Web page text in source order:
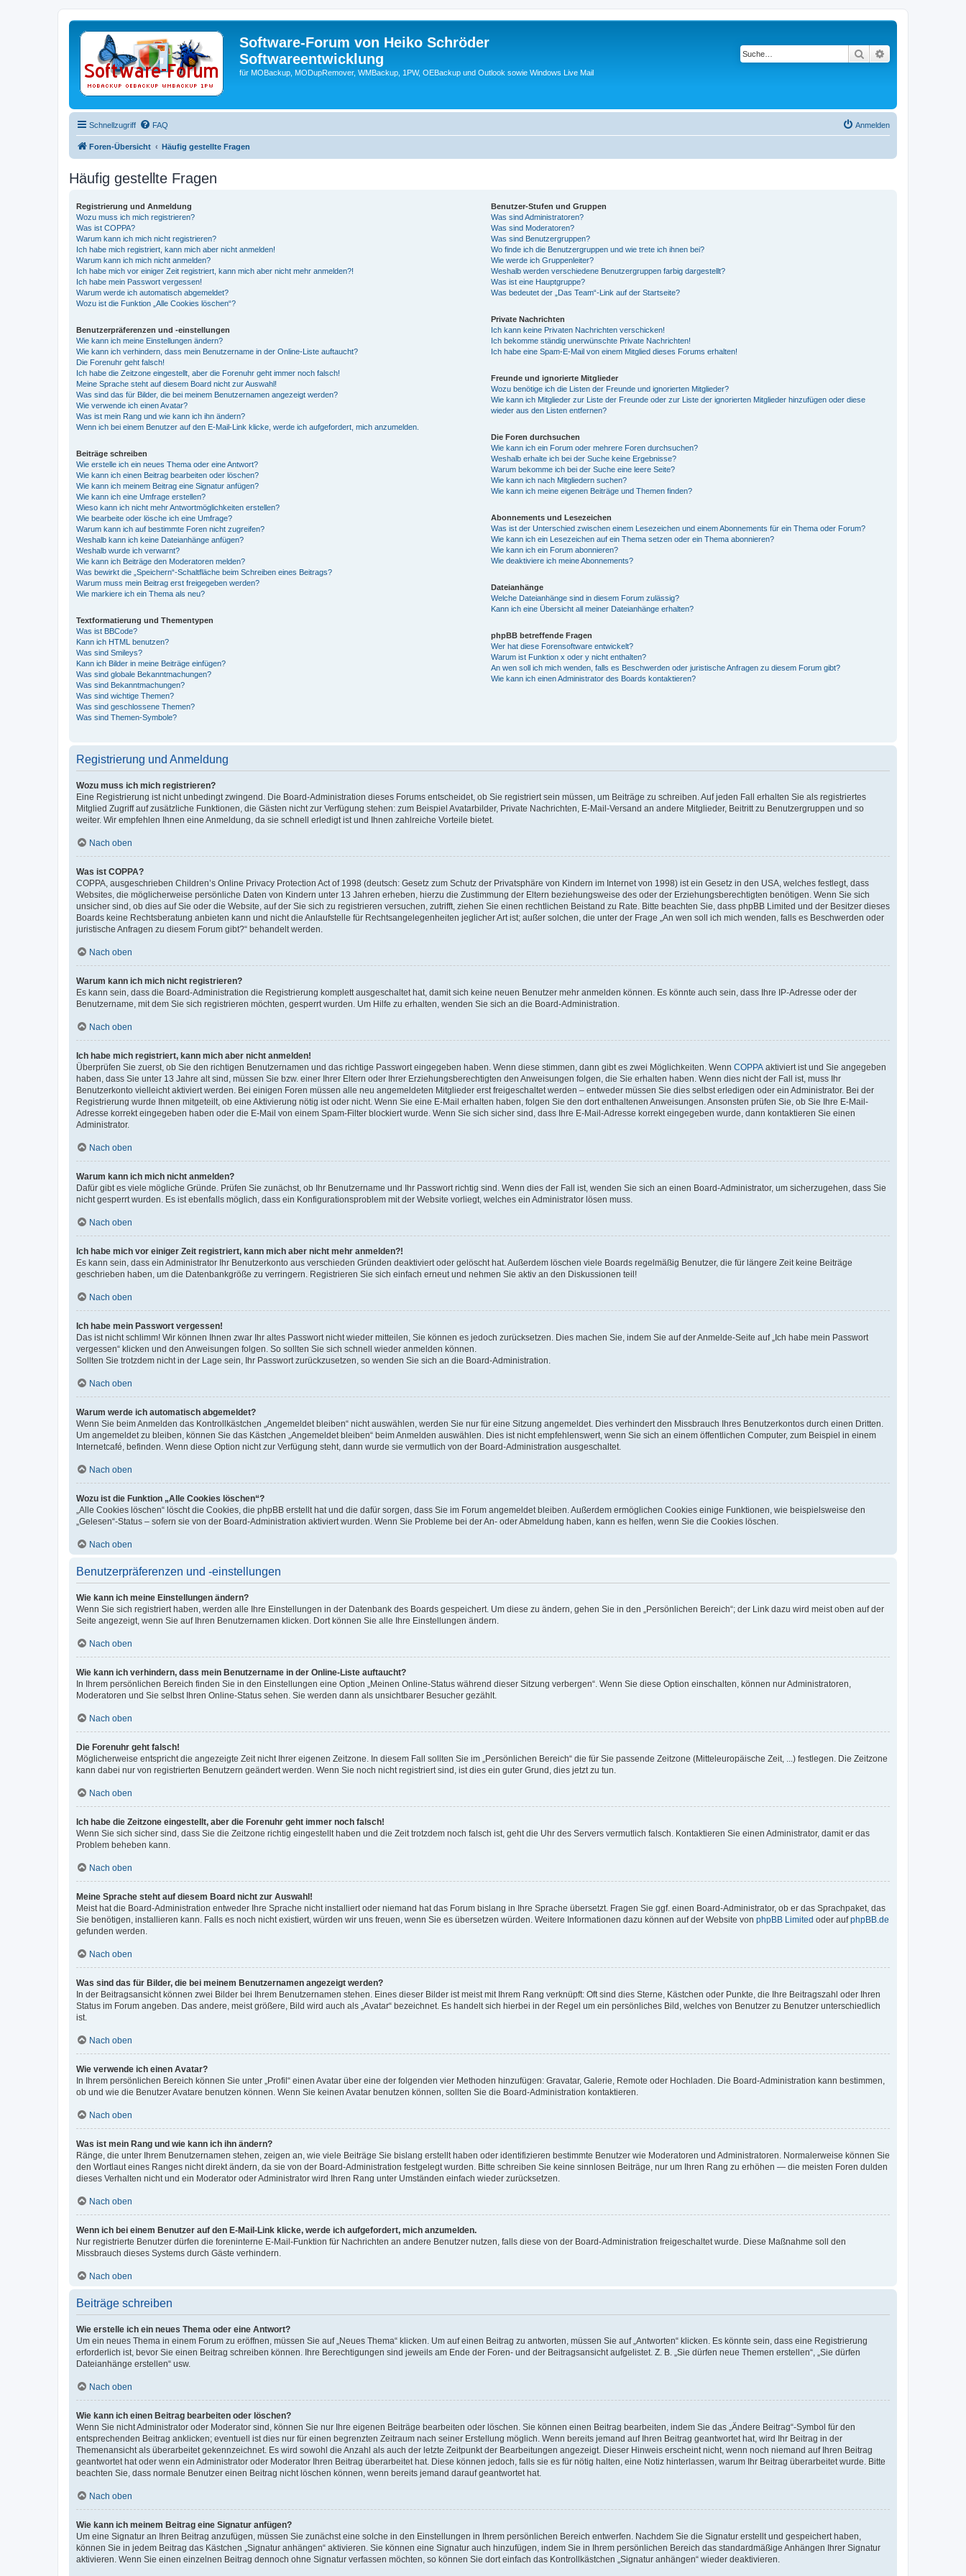
Software-Forum von Heiko Schröder
Softwareentwicklung
für MOBackup, MODupRemover, WMBackup, 1PW, OEBackup und Outlook sowie Windows Live Mail
Suche
Schnellzugriff FAQ Anmelden
Foren-Übersicht Häufig gestellte Fragen
Häufig gestellte Fragen
Registrierung und Anmeldung
Wozu muss ich mich registrieren?
Was ist COPPA?
Warum kann ich mich nicht registrieren?
Ich habe mich registriert, kann mich aber nicht anmelden!
Warum kann ich mich nicht anmelden?
Ich habe mich vor einiger Zeit registriert, kann mich aber nicht mehr anmelden?!
Ich habe mein Passwort vergessen!
Warum werde ich automatisch abgemeldet?
Wozu ist die Funktion „Alle Cookies löschen“?
Benutzerpräferenzen und -einstellungen
Wie kann ich meine Einstellungen ändern?
Wie kann ich verhindern, dass mein Benutzername in der Online-Liste auftaucht?
Die Forenuhr geht falsch!
Ich habe die Zeitzone eingestellt, aber die Forenuhr geht immer noch falsch!
Meine Sprache steht auf diesem Board nicht zur Auswahl!
Was sind das für Bilder, die bei meinem Benutzernamen angezeigt werden?
Wie verwende ich einen Avatar?
Was ist mein Rang und wie kann ich ihn ändern?
Wenn ich bei einem Benutzer auf den E-Mail-Link klicke, werde ich aufgefordert, mich anzumelden.
Beiträge schreiben
Wie erstelle ich ein neues Thema oder eine Antwort?
Wie kann ich einen Beitrag bearbeiten oder löschen?
Wie kann ich meinem Beitrag eine Signatur anfügen?
Wie kann ich eine Umfrage erstellen?
Wieso kann ich nicht mehr Antwortmöglichkeiten erstellen?
Wie bearbeite oder lösche ich eine Umfrage?
Warum kann ich auf bestimmte Foren nicht zugreifen?
Weshalb kann ich keine Dateianhänge anfügen?
Weshalb wurde ich verwarnt?
Wie kann ich Beiträge den Moderatoren melden?
Was bewirkt die „Speichern“-Schaltfläche beim Schreiben eines Beitrags?
Warum muss mein Beitrag erst freigegeben werden?
Wie markiere ich ein Thema als neu?
Textformatierung und Thementypen
Was ist BBCode?
Kann ich HTML benutzen?
Was sind Smileys?
Kann ich Bilder in meine Beiträge einfügen?
Was sind globale Bekanntmachungen?
Was sind Bekanntmachungen?
Was sind wichtige Themen?
Was sind geschlossene Themen?
Was sind Themen-Symbole?
Benutzer-Stufen und Gruppen
Was sind Administratoren?
Was sind Moderatoren?
Was sind Benutzergruppen?
Wo finde ich die Benutzergruppen und wie trete ich ihnen bei?
Wie werde ich Gruppenleiter?
Weshalb werden verschiedene Benutzergruppen farbig dargestellt?
Was ist eine Hauptgruppe?
Was bedeutet der „Das Team“-Link auf der Startseite?
Private Nachrichten
Ich kann keine Privaten Nachrichten verschicken!
Ich bekomme ständig unerwünschte Private Nachrichten!
Ich habe eine Spam-E-Mail von einem Mitglied dieses Forums erhalten!
Freunde und ignorierte Mitglieder
Wozu benötige ich die Listen der Freunde und ignorierten Mitglieder?
Wie kann ich Mitglieder zur Liste der Freunde oder zur Liste der ignorierten Mitglieder hinzufügen oder diese
wieder aus den Listen entfernen?
Die Foren durchsuchen
Wie kann ich ein Forum oder mehrere Foren durchsuchen?
Weshalb erhalte ich bei der Suche keine Ergebnisse?
Warum bekomme ich bei der Suche eine leere Seite?
Wie kann ich nach Mitgliedern suchen?
Wie kann ich meine eigenen Beiträge und Themen finden?
Abonnements und Lesezeichen
Was ist der Unterschied zwischen einem Lesezeichen und einem Abonnements für ein Thema oder Forum?
Wie kann ich ein Lesezeichen auf ein Thema setzen oder ein Thema abonnieren?
Wie kann ich ein Forum abonnieren?
Wie deaktiviere ich meine Abonnements?
Dateianhänge
Welche Dateianhänge sind in diesem Forum zulässig?
Kann ich eine Übersicht all meiner Dateianhänge erhalten?
phpBB betreffende Fragen
Wer hat diese Forensoftware entwickelt?
Warum ist Funktion x oder y nicht enthalten?
An wen soll ich mich wenden, falls es Beschwerden oder juristische Anfragen zu diesem Forum gibt?
Wie kann ich einen Administrator des Boards kontaktieren?
Registrierung und Anmeldung
Wozu muss ich mich registrieren?
Eine Registrierung ist nicht unbedingt zwingend. Die Board-Administration dieses Forums entscheidet, ob Sie registriert sein müssen, um Beiträge zu schreiben. Auf jeden Fall erhalten Sie als registriertes
Mitglied Zugriff auf zusätzliche Funktionen, die Gästen nicht zur Verfügung stehen: zum Beispiel Avatarbilder, Private Nachrichten, E-Mail-Versand an andere Mitglieder, Beitritt zu Benutzergruppen und so
weiter. Wir empfehlen Ihnen eine Anmeldung, da sie schnell erledigt ist und Ihnen zahlreiche Vorteile bietet.
Nach oben
Was ist COPPA?
COPPA, ausgeschrieben Children’s Online Privacy Protection Act of 1998 (deutsch: Gesetz zum Schutz der Privatsphäre von Kindern im Internet von 1998) ist ein Gesetz in den USA, welches festlegt, dass
Websites, die möglicherweise persönliche Daten von Kindern unter 13 Jahren erheben, hierzu die Zustimmung der Eltern beziehungsweise des oder der Erziehungsberechtigten benötigen. Wenn Sie sich
unsicher sind, ob dies auf Sie oder die Website, auf der Sie sich zu registrieren versuchen, zutrifft, ziehen Sie einen rechtlichen Beistand zu Rate. Bitte beachten Sie, dass phpBB Limited und der Besitzer dieses
Boards keine Rechtsberatung anbieten kann und nicht die Anlaufstelle für Rechtsangelegenheiten jeglicher Art ist; außer solchen, die unter der Frage „An wen soll ich mich wenden, falls es Beschwerden oder
juristische Anfragen zu diesem Forum gibt?“ behandelt werden.
Nach oben
Warum kann ich mich nicht registrieren?
Es kann sein, dass die Board-Administration die Registrierung komplett ausgeschaltet hat, damit sich keine neuen Benutzer mehr anmelden können. Es könnte auch sein, dass Ihre IP-Adresse oder der
Benutzername, mit dem Sie sich registrieren möchten, gesperrt wurden. Um Hilfe zu erhalten, wenden Sie sich an die Board-Administration.
Nach oben
Ich habe mich registriert, kann mich aber nicht anmelden!
Überprüfen Sie zuerst, ob Sie den richtigen Benutzernamen und das richtige Passwort eingegeben haben. Wenn diese stimmen, dann gibt es zwei Möglichkeiten. Wenn COPPA aktiviert ist und Sie angegeben
haben, dass Sie unter 13 Jahre alt sind, müssen Sie bzw. einer Ihrer Eltern oder Ihrer Erziehungsberechtigten den Anweisungen folgen, die Sie erhalten haben. Wenn dies nicht der Fall ist, muss Ihr
Benutzerkonto vielleicht aktiviert werden. Bei einigen Foren müssen alle neu angemeldeten Mitglieder erst freigeschaltet werden – entweder müssen Sie dies selbst erledigen oder ein Administrator. Bei der
Registrierung wurde Ihnen mitgeteilt, ob eine Aktivierung nötig ist oder nicht. Wenn Sie eine E-Mail erhalten haben, folgen Sie den dort enthaltenen Anweisungen. Ansonsten prüfen Sie, ob Sie Ihre E-Mail-
Adresse korrekt eingegeben haben oder die E-Mail von einem Spam-Filter blockiert wurde. Wenn Sie sich sicher sind, dass Ihre E-Mail-Adresse korrekt eingegeben wurde, dann kontaktieren Sie einen
Administrator.
Nach oben
Warum kann ich mich nicht anmelden?
Dafür gibt es viele mögliche Gründe. Prüfen Sie zunächst, ob Ihr Benutzername und Ihr Passwort richtig sind. Wenn dies der Fall ist, wenden Sie sich an einen Board-Administrator, um sicherzugehen, dass Sie
nicht gesperrt wurden. Es ist ebenfalls möglich, dass ein Konfigurationsproblem mit der Website vorliegt, welches ein Administrator lösen muss.
Nach oben
Ich habe mich vor einiger Zeit registriert, kann mich aber nicht mehr anmelden?!
Es kann sein, dass ein Administrator Ihr Benutzerkonto aus verschieden Gründen deaktiviert oder gelöscht hat. Außerdem löschen viele Boards regelmäßig Benutzer, die für längere Zeit keine Beiträge
geschrieben haben, um die Datenbankgröße zu verringern. Registrieren Sie sich einfach erneut und nehmen Sie aktiv an den Diskussionen teil!
Nach oben
Ich habe mein Passwort vergessen!
Das ist nicht schlimm! Wir können Ihnen zwar Ihr altes Passwort nicht wieder mitteilen, Sie können es jedoch zurücksetzen. Dies machen Sie, indem Sie auf der Anmelde-Seite auf „Ich habe mein Passwort
vergessen“ klicken und den Anweisungen folgen. So sollten Sie sich schnell wieder anmelden können.
Sollten Sie trotzdem nicht in der Lage sein, Ihr Passwort zurückzusetzen, so wenden Sie sich an die Board-Administration.
Nach oben
Warum werde ich automatisch abgemeldet?
Wenn Sie beim Anmelden das Kontrollkästchen „Angemeldet bleiben“ nicht auswählen, werden Sie nur für eine Sitzung angemeldet. Dies verhindert den Missbrauch Ihres Benutzerkontos durch einen Dritten.
Um angemeldet zu bleiben, können Sie das Kästchen „Angemeldet bleiben“ beim Anmelden auswählen. Dies ist nicht empfehlenswert, wenn Sie sich an einem öffentlichen Computer, zum Beispiel in einem
Internetcafé, befinden. Wenn diese Option nicht zur Verfügung steht, dann wurde sie vermutlich von der Board-Administration ausgeschaltet.
Nach oben
Wozu ist die Funktion „Alle Cookies löschen“?
„Alle Cookies löschen“ löscht die Cookies, die phpBB erstellt hat und die dafür sorgen, dass Sie im Forum angemeldet bleiben. Außerdem ermöglichen Cookies einige Funktionen, wie beispielsweise den
„Gelesen“-Status – sofern sie von der Board-Administration aktiviert wurden. Wenn Sie Probleme bei der An- oder Abmeldung haben, kann es helfen, wenn Sie die Cookies löschen.
Nach oben
Benutzerpräferenzen und -einstellungen
Wie kann ich meine Einstellungen ändern?
Wenn Sie sich registriert haben, werden alle Ihre Einstellungen in der Datenbank des Boards gespeichert. Um diese zu ändern, gehen Sie in den „Persönlichen Bereich“; der Link dazu wird meist oben auf der
Seite angezeigt, wenn Sie auf Ihren Benutzernamen klicken. Dort können Sie alle Ihre Einstellungen ändern.
Nach oben
Wie kann ich verhindern, dass mein Benutzername in der Online-Liste auftaucht?
In Ihrem persönlichen Bereich finden Sie in den Einstellungen eine Option „Meinen Online-Status während dieser Sitzung verbergen“. Wenn Sie diese Option einschalten, können nur Administratoren,
Moderatoren und Sie selbst Ihren Online-Status sehen. Sie werden dann als unsichtbarer Besucher gezählt.
Nach oben
Die Forenuhr geht falsch!
Möglicherweise entspricht die angezeigte Zeit nicht Ihrer eigenen Zeitzone. In diesem Fall sollten Sie im „Persönlichen Bereich“ die für Sie passende Zeitzone (Mitteleuropäische Zeit, ...) festlegen. Die Zeitzone
kann dabei nur von registrierten Benutzern geändert werden. Wenn Sie noch nicht registriert sind, ist dies ein guter Grund, dies jetzt zu tun.
Nach oben
Ich habe die Zeitzone eingestellt, aber die Forenuhr geht immer noch falsch!
Wenn Sie sich sicher sind, dass Sie die Zeitzone richtig eingestellt haben und die Zeit trotzdem noch falsch ist, geht die Uhr des Servers vermutlich falsch. Kontaktieren Sie einen Administrator, damit er das
Problem beheben kann.
Nach oben
Meine Sprache steht auf diesem Board nicht zur Auswahl!
Meist hat die Board-Administration entweder Ihre Sprache nicht installiert oder niemand hat das Forum bislang in Ihre Sprache übersetzt. Fragen Sie ggf. einen Board-Administrator, ob er das Sprachpaket, das
Sie benötigen, installieren kann. Falls es noch nicht existiert, würden wir uns freuen, wenn Sie es übersetzen würden. Weitere Informationen dazu können auf der Website von phpBB Limited oder aufphpBB.de
gefunden werden.
Nach oben
Was sind das für Bilder, die bei meinem Benutzernamen angezeigt werden?
In der Beitragsansicht können zwei Bilder bei Ihrem Benutzernamen stehen. Eines dieser Bilder ist meist mit Ihrem Rang verknüpft: Oft sind dies Sterne, Kästchen oder Punkte, die Ihre Beitragszahl oder Ihren
Status im Forum angeben. Das andere, meist größere, Bild wird auch als „Avatar“ bezeichnet. Es handelt sich hierbei in der Regel um ein persönliches Bild, welches von Benutzer zu Benutzer unterschiedlich
ist.
Nach oben
Wie verwende ich einen Avatar?
In Ihrem persönlichen Bereich können Sie unter „Profil“ einen Avatar über eine der folgenden vier Methoden hinzufügen: Gravatar, Galerie, Remote oder Hochladen. Die Board-Administration kann bestimmen,
ob und wie die Benutzer Avatare benutzen können. Wenn Sie keinen Avatar benutzen können, sollten Sie die Board-Administration kontaktieren.
Nach oben
Was ist mein Rang und wie kann ich ihn ändern?
Ränge, die unter Ihrem Benutzernamen stehen, zeigen an, wie viele Beiträge Sie bislang erstellt haben oder identifizieren bestimmte Benutzer wie Moderatoren und Administratoren. Normalerweise können Sie
den Wortlaut eines Ranges nicht direkt ändern, da sie von der Board-Administration festgelegt wurden. Bitte schreiben Sie keine sinnlosen Beiträge, nur um Ihren Rang zu erhöhen — die meisten Foren dulden
dieses Verhalten nicht und ein Moderator oder Administrator wird Ihren Rang unter Umständen einfach wieder zurücksetzen.
Nach oben
Wenn ich bei einem Benutzer auf den E-Mail-Link klicke, werde ich aufgefordert, mich anzumelden.
Nur registrierte Benutzer dürfen die foreninterne E-Mail-Funktion für Nachrichten an andere Benutzer nutzen, falls diese von der Board-Administration freigeschaltet wurde. Diese Maßnahme soll den
Missbrauch dieses Systems durch Gäste verhindern.
Nach oben
Beiträge schreiben
Wie erstelle ich ein neues Thema oder eine Antwort?
Um ein neues Thema in einem Forum zu eröffnen, müssen Sie auf „Neues Thema“ klicken. Um auf einen Beitrag zu antworten, müssen Sie auf „Antworten“ klicken. Es könnte sein, dass eine Registrierung
erforderlich ist, bevor Sie einen Beitrag schreiben können. Ihre Berechtigungen sind jeweils am Ende der Foren- und der Beitragsansicht aufgelistet. Z. B. „Sie dürfen neue Themen erstellen“, „Sie dürfen
Dateianhänge erstellen“ usw.
Nach oben
Wie kann ich einen Beitrag bearbeiten oder löschen?
Wenn Sie nicht Administrator oder Moderator sind, können Sie nur Ihre eigenen Beiträge bearbeiten oder löschen. Sie können einen Beitrag bearbeiten, indem Sie das „Ändere Beitrag“-Symbol für den
entsprechenden Beitrag anklicken; eventuell ist dies nur für einen begrenzten Zeitraum nach seiner Erstellung möglich. Wenn bereits jemand auf Ihren Beitrag geantwortet hat, wird Ihr Beitrag in der
Themenansicht als überarbeitet gekennzeichnet. Es wird sowohl die Anzahl als auch der letzte Zeitpunkt der Bearbeitungen angezeigt. Dieser Hinweis erscheint nicht, wenn noch niemand auf Ihren Beitrag
geantwortet hat oder wenn ein Administrator oder Moderator Ihren Beitrag überarbeitet hat. Diese können jedoch, falls sie es für nötig halten, eine Notiz hinterlassen, warum Ihr Beitrag überarbeitet wurde. Bitte
beachten Sie, dass normale Benutzer einen Beitrag nicht löschen können, wenn bereits jemand darauf geantwortet hat.
Nach oben
Wie kann ich meinem Beitrag eine Signatur anfügen?
Um eine Signatur an Ihren Beitrag anzufügen, müssen Sie zunächst eine solche in den Einstellungen in Ihrem persönlichen Bereich entwerfen. Nachdem Sie die Signatur erstellt und gespeichert haben,
können Sie in jedem Beitrag das Kästchen „Signatur anhängen“ aktivieren. Sie können eine Signatur auch hinzufügen, indem Sie in Ihrem persönlichen Bereich das standardmäßige Anhängen Ihrer Signatur
aktivieren. Wenn Sie einen einzelnen Beitrag dennoch ohne Signatur verfassen möchten, so können Sie dort einfach das Kontrollkästchen „Signatur anhängen“ wieder deaktivieren.